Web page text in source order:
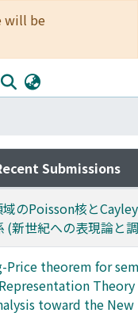
will be
Submissions
のPoisson核と
(新世紀への表現論と
Price theorem for
Theory
toward the New